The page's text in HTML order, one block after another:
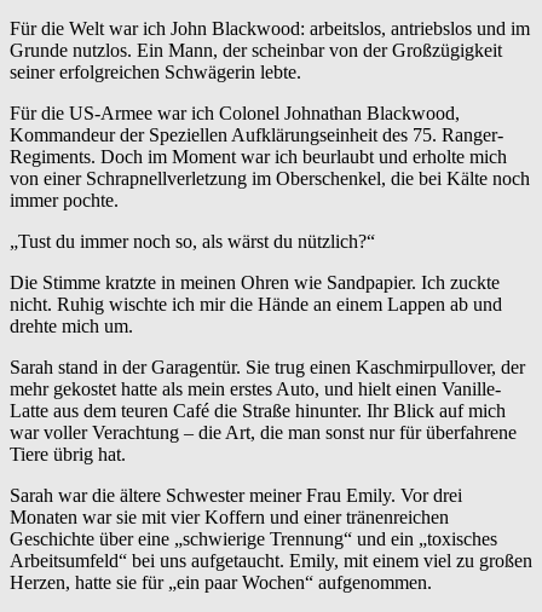
Für die Welt war ich John Blackwood: arbeitslos, antriebslos und im
Grunde nutzlos. Ein Mann, der scheinbar von der Großzügigkeit
seiner erfolgreichen Schwägerin lebte.
Für die US-Armee war ich Colonel Johnathan Blackwood,
Kommandeur der Speziellen Aufklärungseinheit des 75. Ranger-
Regiments. Doch im Moment war ich beurlaubt und erholte mich
von einer Schrapnellverletzung im Oberschenkel, die bei Kälte noch
immer pochte.
„Tust du immer noch so, als wärst du nützlich?“
Die Stimme kratzte in meinen Ohren wie Sandpapier. Ich zuckte
nicht. Ruhig wischte ich mir die Hände an einem Lappen ab und
drehte mich um.
Sarah stand in der Garagentür. Sie trug einen Kaschmirpullover, der
mehr gekostet hatte als mein erstes Auto, und hielt einen Vanille-
Latte aus dem teuren Café die Straße hinunter. Ihr Blick auf mich
war voller Verachtung – die Art, die man sonst nur für überfahrene
Tiere übrig hat.
Sarah war die ältere Schwester meiner Frau Emily. Vor drei
Monaten war sie mit vier Koffern und einer tränenreichen
Geschichte über eine „schwierige Trennung“ und ein „toxisches
Arbeitsumfeld“ bei uns aufgetaucht. Emily, mit einem viel zu großen
Herzen, hatte sie für „ein paar Wochen“ aufgenommen.